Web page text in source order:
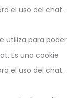
el uso del chat.
utiliza para poder
Es una cookie
el uso del chat.